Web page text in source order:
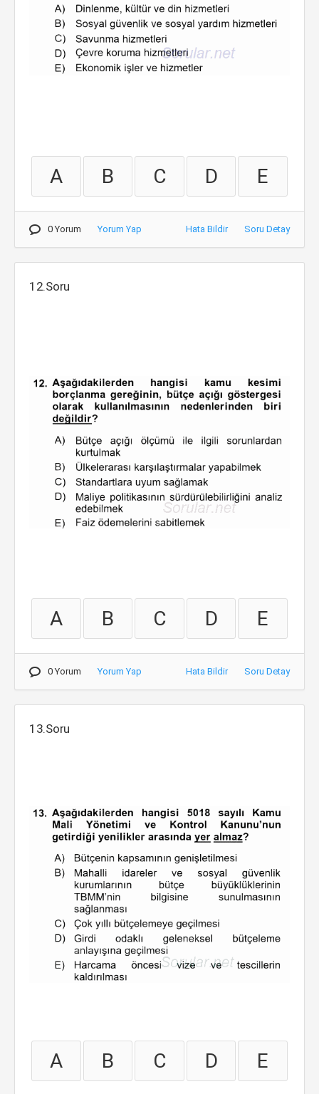
A B C D E
0 Yorum Yorum Yap Hata Bildir Soru Detay
12.Soru
A B C D E
0 Yorum Yorum Yap Hata Bildir Soru Detay
13.Soru
A B C D E